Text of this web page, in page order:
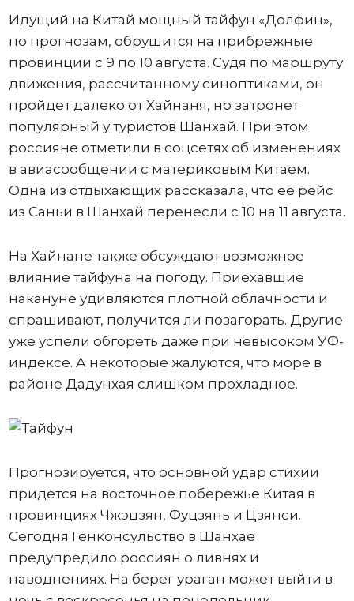
Идущий на Китай мощный тайфун «Долфин»,
по прогнозам, обрушится на прибрежные
провинции с 9 по 10 августа. Судя по маршруту
движения, рассчитанному синоптиками, он
пройдет далеко от Хайнаня, но затронет
популярный у туристов Шанхай. При этом
россияне отметили в соцсетях об изменениях
в авиасообщении с материковым Китаем.
Одна из отдыхающих рассказала, что ее рейс
из Саньи в Шанхай перенесли с 10 на 11 августа.
На Хайнане также обсуждают возможное
влияние тайфуна на погоду. Приехавшие
накануне удивляются плотной облачности и
спрашивают, получится ли позагорать. Другие
уже успели обгореть даже при невысоком УФ-
индексе. А некоторые жалуются, что море в
районе Дадунхая слишком прохладное.
Прогнозируется, что основной удар стихии
придется на восточное побережье Китая в
провинциях Чжэцзян, Фуцзянь и Цзянси.
Сегодня Генконсульство в Шанхае
предупредило россиян о ливнях и
наводнениях. На берег ураган может выйти в